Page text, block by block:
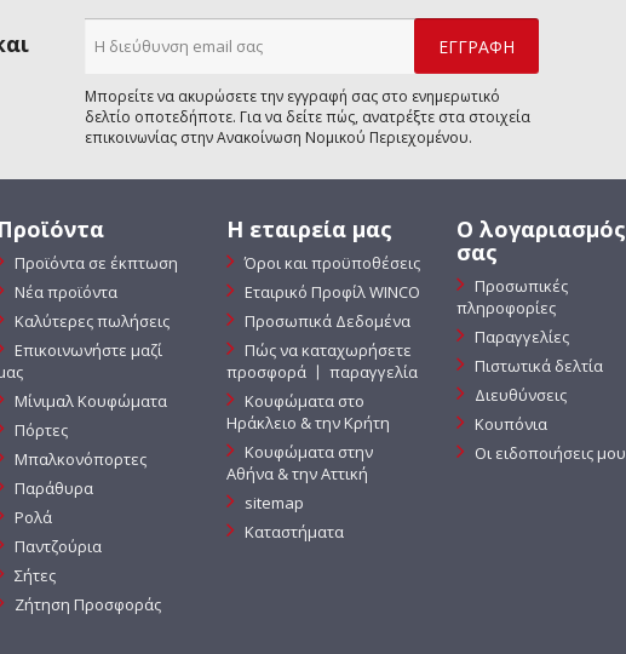
Μπορείτε να ακυρώσετε την εγγραφή σας στο ενημερωτικό
δελτίο οποτεδήποτε. Για να δείτε πώς, ανατρέξτε στα στοιχεία
επικοινωνίας στην Ανακοίνωση Νομικού Περιεχομένου.
Προϊόντα
Προϊόντα σε έκπτωση
Νέα προϊόντα
Καλύτερες πωλήσεις
Επικοινωνήστε μαζί
Μίνιμαλ Κουφώματα
Πόρτες
Μπαλκονόπορτες
Παράθυρα
Ρολά
Παντζούρια
Σήτες
Ζήτηση Προσφοράς
Η εταιρεία μας
Όροι και προϋποθέσεις
Εταιρικό Προφίλ WINCO
Προσωπικά Δεδομένα
Πώς να καταχωρήσετε
προσφορά 〡 παραγγελία
Κουφώματα στο
Ηράκλειο & την Κρήτη
Κουφώματα στην
Αθήνα & την Αττική
sitemap
Καταστήματα
Ο λογαριασμός
σας
Προσωπικές
πληροφορίες
Παραγγελίες
Πιστωτικά δελτία
Διευθύνσεις
Κουπόνια
Οι ειδοποιήσεις μου